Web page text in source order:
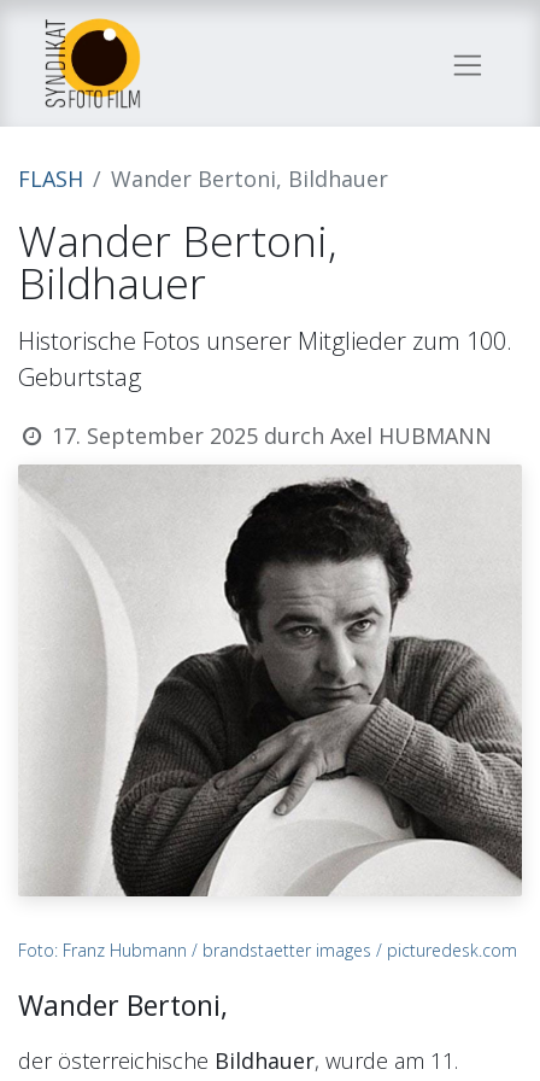
FLASH Wander Bertoni, Bildhauer
Wander Bertoni,
Bildhauer
Historische Fotos unserer Mitglieder zum 100.
Geburtstag
17. September 2025 durchAxel HUBMANN
Foto: Franz Hubmann / brandstaetter images / picturedesk.com
Wander Bertoni,
der österreichische Bildhauer, wurde am 11.